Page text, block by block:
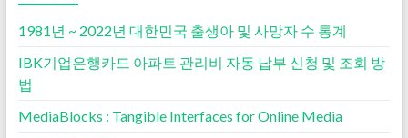
1981년 ~ 2022년 대한민국 출생아 및 사망자 수 통계
IBK기업은행카드 아파트 관리비 자동 납부 신청 및 조회 방
법
MediaBlocks : Tangible Interfaces for Online Media